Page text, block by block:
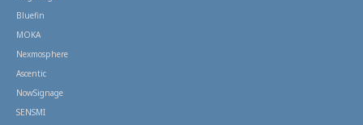
Bluefin
MOKA
Nexmosphere
Ascentic
NowSignage
SENSMI